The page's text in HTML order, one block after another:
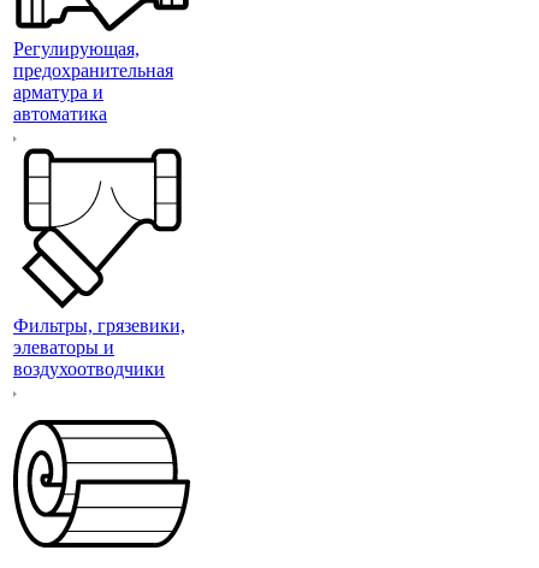
Регулирующая,
предохранительная
арматура и
автоматика
Фильтры, грязевики,
элеваторы и
воздухоотводчики